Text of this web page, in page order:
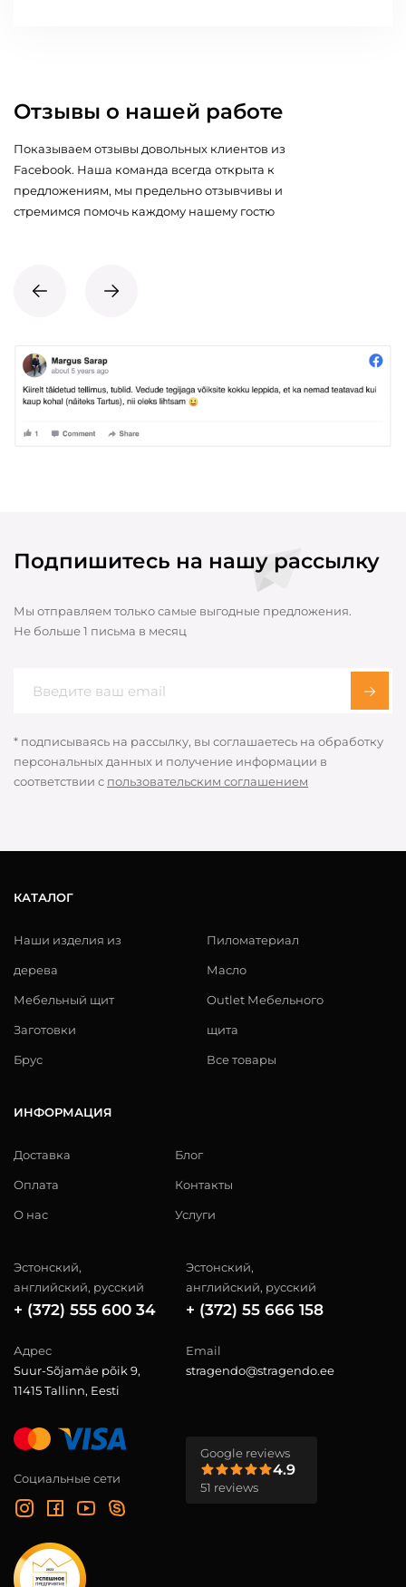
Отзывы о нашей работе
Показываем отзывы довольных клиентов из
Facebook. Наша команда всегда открыта к
предложениям, мы предельно отзывчивы и
стремимся помочь каждому нашему гостю
Подпишитесь на нашу рассылку
Мы отправляем только самые выгодные предложения.
Не больше 1 письма в месяц
* подписываясь на рассылку, вы соглашаетесь на обработку
персональных данных и получение информации в
соответствии с пользовательским соглашением
КАТАЛОГ
Наши изделия из
дерева
Мебельный щит
Заготовки
Брус
Пиломатериал
Масло
Outlet Мебельного
щита
Все товары
ИНФОРМАЦИЯ
Доставка
Оплата
О нас
Блог
Контакты
Услуги
Эстонский,
английский, русский
+ (372) 555 600 34
Эстонский,
английский, русский
+ (372) 55 666 158
Адрес
Suur-Sõjamäe põik 9,
11415 Tallinn, Eesti
Email
stragendo@stragendo.ee
Социальные сети
Google reviews
4.9
51 reviews